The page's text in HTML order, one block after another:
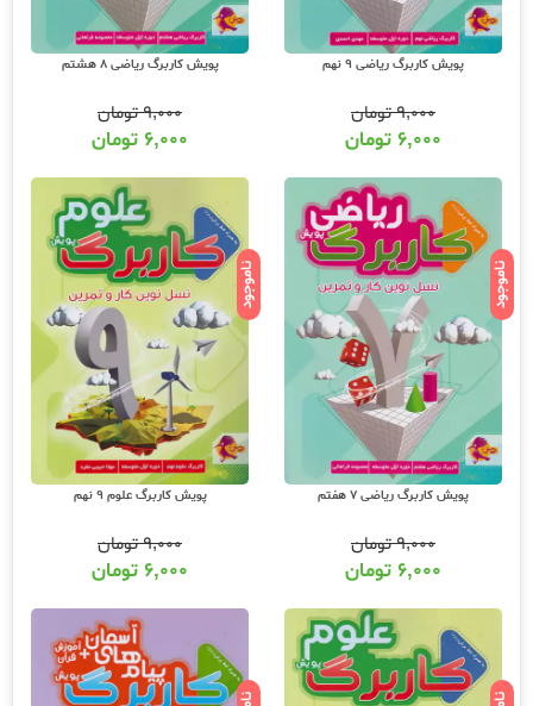
پویش کاربرگ ریاضی 9 نهم
۹,۰۰۰تومان
۶,۰۰۰ تومان
پویش کاربرگ ریاضی 8 هشتم
۹,۰۰۰تومان
۶,۰۰۰ تومان
ناموجود
پویش کاربرگ ریاضی 7 هفتم
۹,۰۰۰تومان
۶,۰۰۰ تومان
ناموجود
پویش کاربرگ علوم 9 نهم
۹,۰۰۰تومان
۶,۰۰۰ تومان